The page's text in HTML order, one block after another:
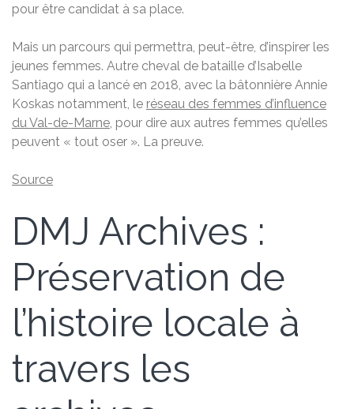
pour être candidat à sa place.
Mais un parcours qui permettra, peut-être, d’inspirer les
jeunes femmes. Autre cheval de bataille d’Isabelle
Santiago qui a lancé en 2018, avec la bâtonnière Annie
Koskas notamment, le réseau des femmes d’influence
du Val-de-Marne, pour dire aux autres femmes qu’elles
peuvent « tout oser ». La preuve.
Source
DMJ Archives :
Préservation de
l’histoire locale à
travers les